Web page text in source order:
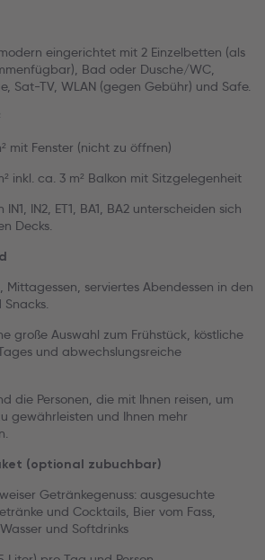
eingerichtet mit 2 Einzelbetten (als
Bad oder Dusche/WC,
Sat-TV, WLAN (gegen Gebühr) und Safe.
mit Fenster (nicht zu öffnen)
inkl. ca. 3 m² Balkon mit Sitzgelegenheit
IN2, ET1, BA1, BA2 unterscheiden sich
Decks.
Mittagessen, serviertes Abendessen in den
große Auswahl zum Frühstück, köstliche
und abwechslungsreiche
die Personen, die mit Ihnen reisen, um
gewährleisten und Ihnen mehr
(optional zubuchbar)
Getränkegenuss: ausgesuchte
und Cocktails, Bier vom Fass,
und Softdrinks